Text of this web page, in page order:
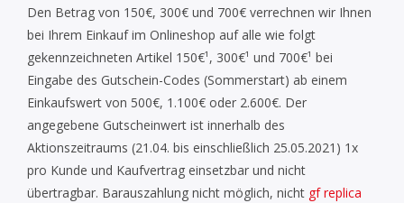
Den Betrag von 150€, 300€ und 700€ verrechnen wir Ihnen
bei Ihrem Einkauf im Onlineshop auf alle wie folgt
gekennzeichneten Artikel 150€¹, 300€¹ und 700€¹ bei
Eingabe des Gutschein-Codes (Sommerstart) ab einem
Einkaufswert von 500€, 1.100€ oder 2.600€. Der
angegebene Gutscheinwert ist innerhalb des
Aktionszeitraums (21.04. bis einschließlich 25.05.2021) 1x
pro Kunde und Kaufvertrag einsetzbar und nicht
übertragbar. Barauszahlung nicht möglich, nicht gf replica